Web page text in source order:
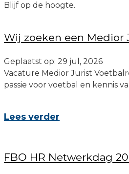
Blijf op de hoogte.
Wij zoeken een Medior
Geplaatst op: 29 jul, 2026
Vacature Medior Jurist
passie voor voetbal en kennis
Lees verder
FBO HR Netwerkdag